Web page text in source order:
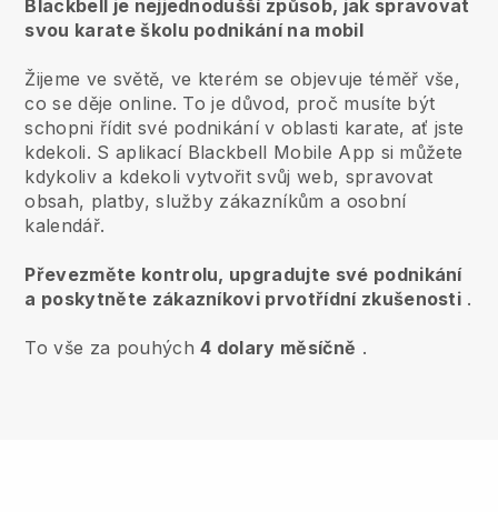
Blackbell je nejjednodušší způsob, jak spravovat
svou karate školu podnikání na mobil
Žijeme ve světě, ve kterém se objevuje téměř vše,
co se děje online. To je důvod, proč musíte být
schopni řídit své podnikání v oblasti karate, ať jste
kdekoli. S aplikací Blackbell Mobile App si můžete
kdykoliv a kdekoli vytvořit svůj web, spravovat
obsah, platby, služby zákazníkům a osobní
kalendář.
Převezměte kontrolu, upgradujte své podnikání
a poskytněte zákazníkovi prvotřídní zkušenosti .
To vše za pouhých4 dolary měsíčně .